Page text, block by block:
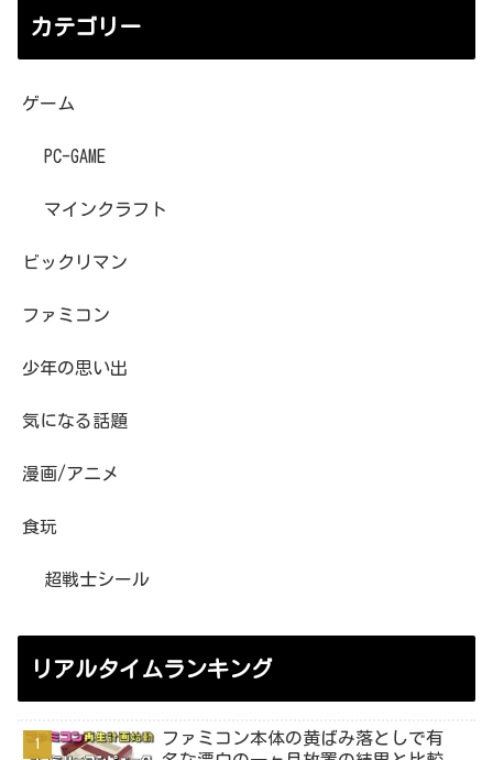
カテゴリー
ゲーム
PC-GAME
マインクラフト
ビックリマン
ファミコン
少年の思い出
気になる話題
漫画/アニメ
食玩
超戦士シール
リアルタイムランキング
ファミコン本体の黄ばみ落としで有